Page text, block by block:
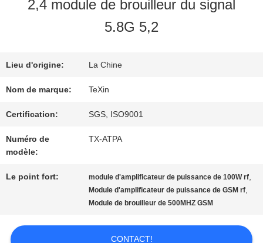
CONTRÔLE
DE
QUALITÉ
CONTACTEZ-
2,4 module de brouilleur du signal
5.8G 5,2
Lieu d'origine: La Chine
Nom de marque: TeXin
Certification: SGS, ISO9001
Numéro de
modèle:
TX-ATPA
Le point fort: module d'amplificateur de puissance de 100W rf,
Module d'amplificateur de puissance de GSM rf,
Module de brouilleur de 500MHZ GSM
CONTACT!